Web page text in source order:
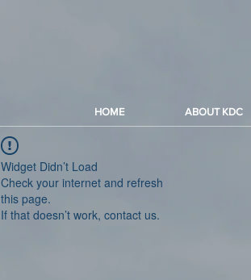
HOME ABOUT KDC
Widget Didn’t Load
Check your internet and refresh
this page.
If that doesn’t work, contact us.